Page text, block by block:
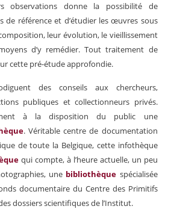
observations donne la possibilité de
de référence et d’étudier les œuvres sous
leur évolution, le vieillissement
d’y remédier. Tout traitement de
cette pré-étude approfondie.
des conseils aux chercheurs,
publiques et collectionneurs privés.
à la disposition du public une
. Véritable centre de documentation
de toute la Belgique, cette infothèque
qui compte, à l’heure actuelle, un peu
une bibliothèque spécialisée
documentaire du Centre des Primitifs
dossiers scientifiques de l’Institut.